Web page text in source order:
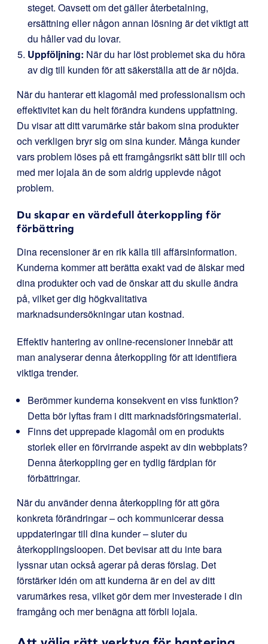
steget. Oavsett om det gäller återbetalning,
ersättning eller någon annan lösning är det viktigt att
du håller vad du lovar.
Uppföljning: När du har löst problemet ska du höra
av dig till kunden för att säkerställa att de är nöjda.
När du hanterar ett klagomål med professionalism och
effektivitet kan du helt förändra kundens uppfattning.
Du visar att ditt varumärke står bakom sina produkter
och verkligen bryr sig om sina kunder. Många kunder
vars problem löses på ett framgångsrikt sätt blir till och
med mer lojala än de som aldrig upplevde något
problem.
Du skapar en värdefull återkoppling för
förbättring
Dina recensioner är en rik källa till affärsinformation.
Kunderna kommer att berätta exakt vad de älskar med
dina produkter och vad de önskar att du skulle ändra
på, vilket ger dig högkvalitativa
marknadsundersökningar utan kostnad.
Effektiv hantering av online-recensioner innebär att
man analyserar denna återkoppling för att identifiera
viktiga trender.
Berömmer kunderna konsekvent en viss funktion?
Detta bör lyftas fram i ditt marknadsföringsmaterial.
Finns det upprepade klagomål om en produkts
storlek eller en förvirrande aspekt av din webbplats?
Denna återkoppling ger en tydlig färdplan för
förbättringar.
När du använder denna återkoppling för att göra
konkreta förändringar – och kommunicerar dessa
uppdateringar till dina kunder – sluter du
återkopplingsloopen. Det bevisar att du inte bara
lyssnar utan också agerar på deras förslag. Det
förstärker idén om att kunderna är en del av ditt
varumärkes resa, vilket gör dem mer investerade i din
framgång och mer benägna att förbli lojala.